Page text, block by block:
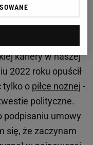
zawodnikiem
z
kariery w naszej
2022 roku opuścił
tylko o piłce nożnej -
polityczne.
podpisaniu umowy
się, że zaczynam